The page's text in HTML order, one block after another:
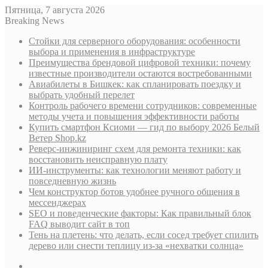
Пятница, 7 августа 2026
Breaking News
Стойки для серверного оборудования: особенности
выбора и применения в инфраструктуре
Преимущества брендовой цифровой техники: почему
известные производители остаются востребованными
Авиабилеты в Бишкек: как спланировать поездку и
выбрать удобный перелет
Контроль рабочего времени сотрудников: современные
методы учета и повышения эффективности работы
Купить смартфон Ксиоми — гид по выбору 2026 Белый
Ветер Shop.kz
Реверс-инжиниринг схем для ремонта техники: как
восстановить неисправную плату
ИИ-инструменты: как технологии меняют работу и
повседневную жизнь
Чем конструктор ботов удобнее ручного общения в
мессенджерах
SEO и поведенческие факторы: Как правильный блок
FAQ выводит сайт в топ
Тень на плетень: что делать, если сосед требует спилить
дерево или снести теплицу из-за «нехватки солнца»